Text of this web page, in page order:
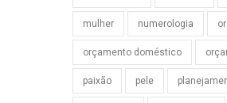
mulher numerologia
orçamento doméstico
paixão pele